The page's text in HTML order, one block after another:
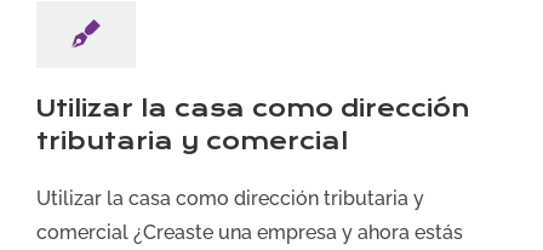
Utilizar la casa como dirección
tributaria y comercial
Utilizar la casa como dirección tributaria y
comercial ¿Creaste una empresa y ahora estás